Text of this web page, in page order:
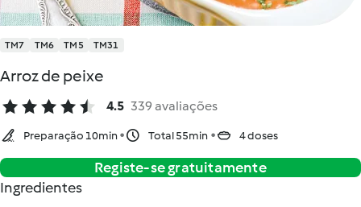
TM7 TM6 TM5 TM31
Arroz de peixe
4.5 339 avaliações
Preparação 10min Total 55min 4 doses
Registe-se gratuitamente
Ingredientes